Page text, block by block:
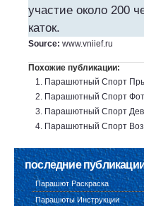
участие около 200
каток.
Source: www.vniief.ru
Похожие публикации:
Парашютный Спорт
Парашютный Спорт
Парашютный Спорт
Парашютный Спорт
последние
Парашют Раскраска
Парашюты Инструкции